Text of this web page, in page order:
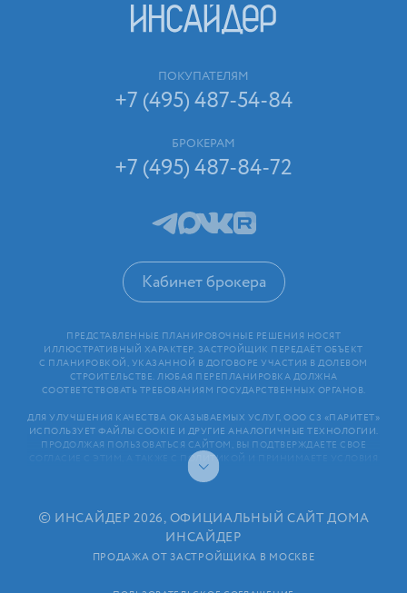
ПОКУПАТЕЛЯМ
+7 (495) 487-54-84
БРОКЕРАМ
+7 (495) 487-84-72
Кабинет брокера
ПРЕДСТАВЛЕННЫЕ ПЛАНИРОВОЧНЫЕ РЕШЕНИЯ НОСЯТ
ИЛЛЮСТРАТИВНЫЙ ХАРАКТЕР. ЗАСТРОЙЩИК ПЕРЕДАЁТ ОБЪЕКТ
С ПЛАНИРОВКОЙ, УКАЗАННОЙ В ДОГОВОРЕ УЧАСТИЯ В ДОЛЕВОМ
СТРОИТЕЛЬСТВЕ. ЛЮБАЯ ПЕРЕПЛАНИРОВКА ДОЛЖНА
СООТВЕТСТВОВАТЬ ТРЕБОВАНИЯМ ГОСУДАРСТВЕННЫХ ОРГАНОВ.
ДЛЯ УЛУЧШЕНИЯ КАЧЕСТВА ОКАЗЫВАЕМЫХ УСЛУГ, ООО СЗ «ПАРИТЕТ»
ИСПОЛЬЗУЕТ ФАЙЛЫ COOKIE И ДРУГИЕ АНАЛОГИЧНЫЕ ТЕХНОЛОГИИ.
ПРОДОЛЖАЯ ПОЛЬЗОВАТЬСЯ САЙТОМ, ВЫ ПОДТВЕРЖДАЕТЕ СВОЕ
СОГЛАСИЕ С ЭТИМ, А ТАКЖЕ С ПОЛИТИКОЙ И ПРИНИМАЕТЕ УСЛОВИЯ
ПОЛЬЗОВАТЕЛЬСКОГО СОГЛАШЕНИЯ. ЛЮБАЯ ИНФОРМАЦИЯ,
ПРЕДСТАВЛЕННАЯ НА САЙТЕ, НОСИТ ИНФОРМАЦИОННЫЙ ХАРАКТЕР
ЗАСТРОЙЩИКОМ (В ТОМ ЧИСЛЕ РАЗМЕЩЕНИЕ ПРОЕКТНЫХ
ДЕКЛАРАЦИЙ И ИНЫХ ОБЯЗАТЕЛЬНЫХ ДОКУМЕНТОВ)
В СООТВЕТСТВИИ СО СТАТЬЕЙ 3.1. ФЕДЕРАЛЬНОГО ЗАКОНА
ОТ 30.12.2004 N 214⁠-⁠ФЗ «ОБ УЧАСТИИ В ДОЛЕВОМ СТРОИТЕЛЬСТВЕ
© ИНСАЙДЕР 2026, ОФИЦИАЛЬНЫЙ САЙТ ДОМА
ИНСАЙДЕР
ПРОДАЖА ОТ ЗАСТРОЙЩИКА В МОСКВЕ